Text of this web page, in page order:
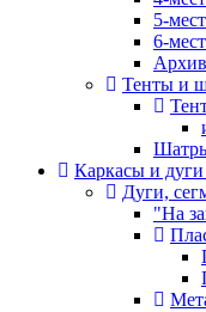
5-
6-
Тенты и
Каркасы и дуги
Дуги,
"На